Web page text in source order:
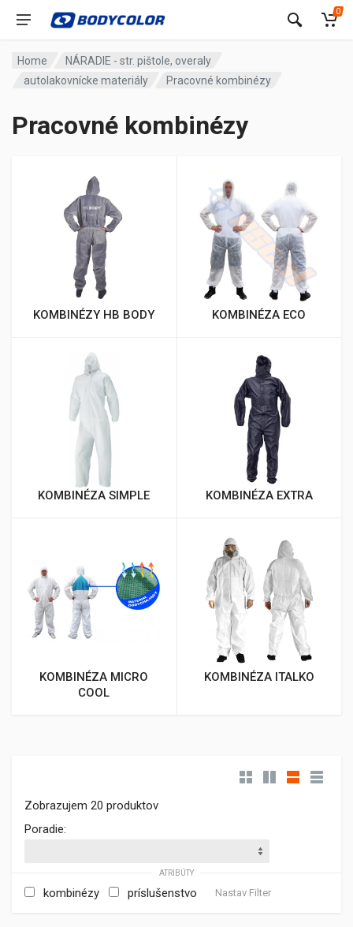
0
Home
NÁRADIE - str. pištole, overaly
autolakovnícke materiály
Pracovné kombinézy
Pracovné kombinézy
KOMBINÉZY HB BODY KOMBINÉZA ECO
KOMBINÉZA SIMPLE KOMBINÉZA EXTRA
KOMBINÉZA MICRO
COOL
KOMBINÉZA ITALKO
Zobrazujem 20 produktov
Poradie:
ATRIBÚTY
kombinézy príslušenstvo Nastav Filter